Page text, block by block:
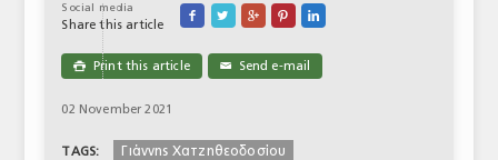
Social media
Share this article
    
 Print this article ✉ Send e-mail
02 November 2021
TAGS:
Γιάννης Χατζηθεοδοσίου